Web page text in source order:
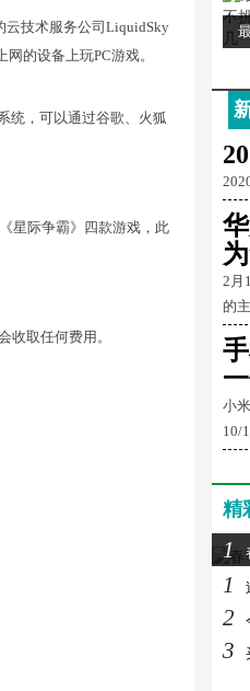
云技术服务公司LiquidSky
的设备上玩PC游戏。
统，可以通过谷歌、火狐
星际争霸》四款游戏，此
收取任何费用。
2月
的
小
10/
精
1
1
2
3